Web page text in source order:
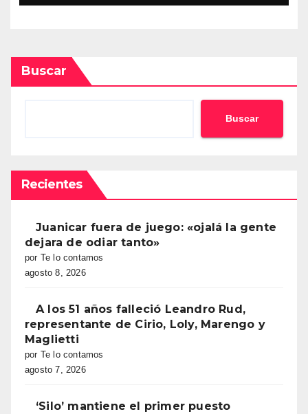
Buscar
Buscar
Recientes
Juanicar fuera de juego: «ojalá la gente
dejara de odiar tanto»
por Te lo contamos
agosto 8, 2026
A los 51 años falleció Leandro Rud,
representante de Cirio, Loly, Marengo y
Maglietti
por Te lo contamos
agosto 7, 2026
‘Silo’ mantiene el primer puesto